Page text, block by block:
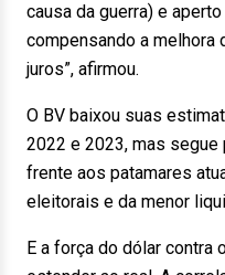
causa da guerra) e
compensando a
juros”, afirmou.
O BV baixou suas
2022 e 2023, mas
frente aos patamares
eleitorais e da menor
E a força do dólar contra